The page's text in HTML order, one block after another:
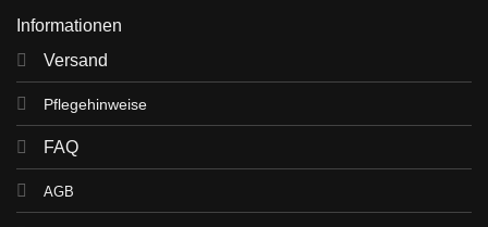
Informationen
Versand
Pflegehinweise
FAQ
AGB